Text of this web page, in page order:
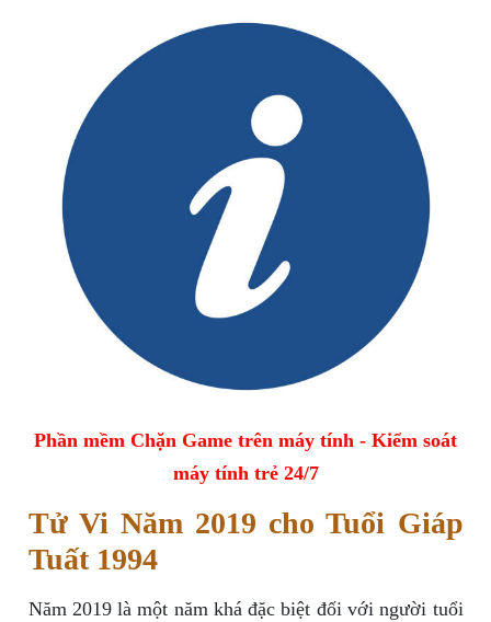
Phần mềm Chặn Game trên máy tính - Kiểm soát
máy tính trẻ 24/7
Tử Vi Năm 2019 cho Tuổi Giáp
Tuất 1994
Năm 2019 là một năm khá đặc biệt đối với người tuổi